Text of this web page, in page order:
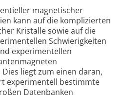
magnetischer
kann auf die komplizierten
Kristalle sowie auf die
Schwierigkeiten
experimentellen
liegt zum einen daran,
experimentell bestimmte
Datenbanken